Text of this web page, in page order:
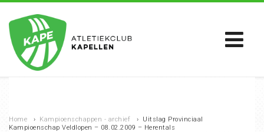
Home › Kampioenschappen - archief › Uitslag Provinciaal
Kampioenschap Veldlopen – 08.02.2009 – Herentals